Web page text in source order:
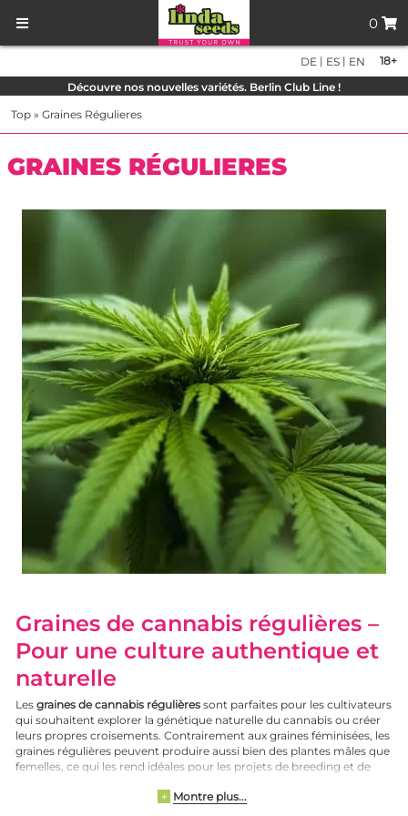
0
18+
DE | ES | EN
Découvre nos nouvelles variétés. Berlin Club Line !
Top » Graines Régulieres
GRAINES RÉGULIERES
Graines de cannabis régulières –
Pour une culture authentique et
naturelle
Les graines de cannabis régulières sont parfaites pour les cultivateurs
qui souhaitent explorer la génétique naturelle du cannabis ou créer
leurs propres croisements. Contrairement aux graines féminisées, les
graines régulières peuvent produire aussi bien des plantes mâles que
femelles, ce qui les rend idéales pour les projets de breeding et de
+ Montre plus...